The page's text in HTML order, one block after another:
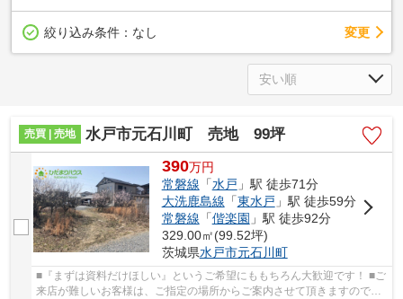
絞り込み条件： なし 変更
売買 | 売地 水戸市元石川町 売地 99坪
390万円
常磐線 「水戸 」駅 徒歩71分
大洗鹿島線 「東水戸 」駅 徒歩59分
常磐線 「偕楽園 」駅 徒歩92分
329.00㎡(99.52坪)
茨城県水戸市元石川町
■『まずは資料だけほしい』というご希望にももちろん大歓迎です！ ■ご
来店が難しいお客様は、ご指定の場所からご案内させて頂きますので、